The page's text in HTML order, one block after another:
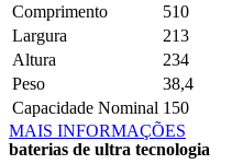
Comprimento
510
Largura
213
Altura
234
Peso
38,4
Capacidade Nominal 150
MAIS INFORMAÇÕES
baterias de ultra tecnologia